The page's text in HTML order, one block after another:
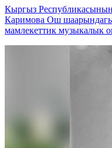
Кыргыз
Каримова Ош
мамлекеттик музыкалык